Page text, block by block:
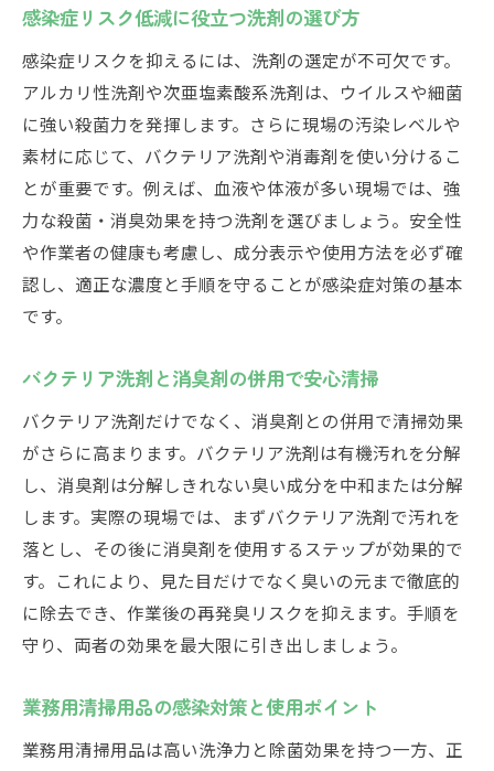
感染症リスク低減に役立つ洗剤の選び方
感染症リスクを抑えるには、洗剤の選定が不可欠です。
アルカリ性洗剤や次亜塩素酸系洗剤は、ウイルスや細菌
に強い殺菌力を発揮します。さらに現場の汚染レベルや
素材に応じて、バクテリア洗剤や消毒剤を使い分けるこ
とが重要です。例えば、血液や体液が多い現場では、強
力な殺菌・消臭効果を持つ洗剤を選びましょう。安全性
や作業者の健康も考慮し、成分表示や使用方法を必ず確
認し、適正な濃度と手順を守ることが感染症対策の基本
です。
バクテリア洗剤と消臭剤の併用で安心清掃
バクテリア洗剤だけでなく、消臭剤との併用で清掃効果
がさらに高まります。バクテリア洗剤は有機汚れを分解
し、消臭剤は分解しきれない臭い成分を中和または分解
します。実際の現場では、まずバクテリア洗剤で汚れを
落とし、その後に消臭剤を使用するステップが効果的で
す。これにより、見た目だけでなく臭いの元まで徹底的
に除去でき、作業後の再発臭リスクを抑えます。手順を
守り、両者の効果を最大限に引き出しましょう。
業務用清掃用品の感染対策と使用ポイント
業務用清掃用品は高い洗浄力と除菌効果を持つ一方、正